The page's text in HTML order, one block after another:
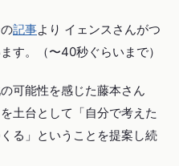
記事より イェンスさんがつ
す。（〜40秒ぐらいまで）
可能性を感じた藤本さん
土台として「自分で考えた
る」ということを提案し続